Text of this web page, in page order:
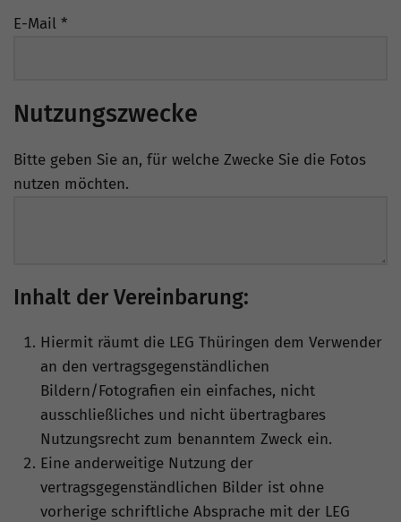
E-Mail *
Nutzungszwecke
Bitte geben Sie an, für welche Zwecke Sie die Fotos
nutzen möchten.
Inhalt der Vereinbarung:
Hiermit räumt die LEG Thüringen dem Verwender
an den vertragsgegenständlichen
Bildern/Fotografien ein einfaches, nicht
ausschließliches und nicht übertragbares
Nutzungsrecht zum benanntem Zweck ein.
Eine anderweitige Nutzung der
vertragsgegenständlichen Bilder ist ohne
vorherige schriftliche Absprache mit der LEG